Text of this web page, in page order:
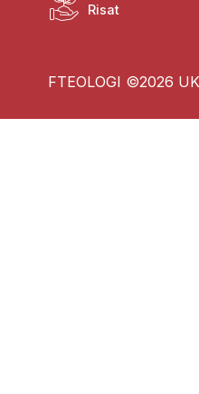
Risat
FTEOLOGI ©2026